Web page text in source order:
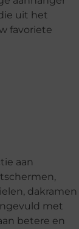
uit het
favoriete
aan
dakramen
met
betere en